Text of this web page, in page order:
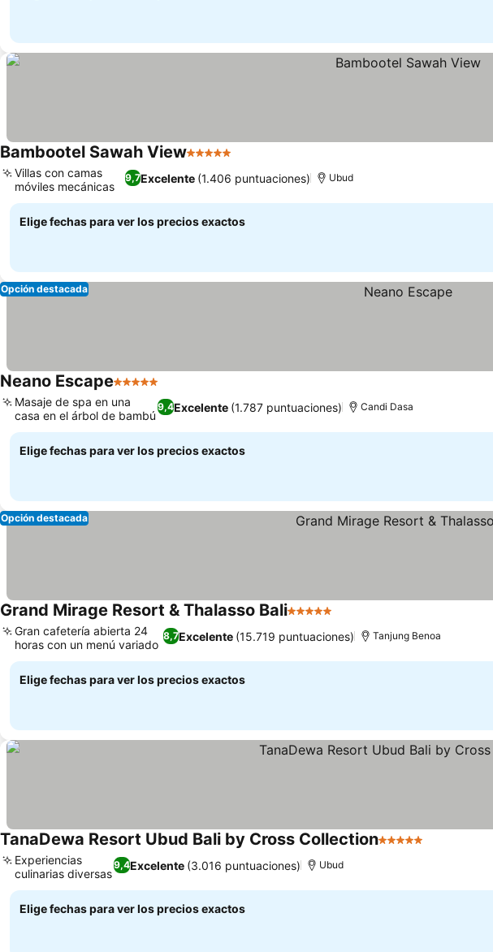
Bambootel Sawah View5 Estrellas
9,7Excelente (1.406 puntuaciones)
Villas con camas
móviles mecánicas
Ubud
Elige fechas para ver los precios exactos
Opción destacada
Neano Escape5 Estrellas
9,4Excelente (1.787 puntuaciones)
Masaje de spa en una
casa en el árbol de bambú
Candi Dasa
Elige fechas para ver los precios exactos
Opción destacada
Grand Mirage Resort & Thalasso Bali5 Estrellas
8,7Excelente (15.719 puntuaciones)
Gran cafetería abierta 24
horas con un menú variado
Tanjung Benoa
Elige fechas para ver los precios exactos
TanaDewa Resort Ubud Bali by Cross Collection5 Estrellas
9,4Excelente (3.016 puntuaciones)
Experiencias
culinarias diversas
Ubud
Elige fechas para ver los precios exactos